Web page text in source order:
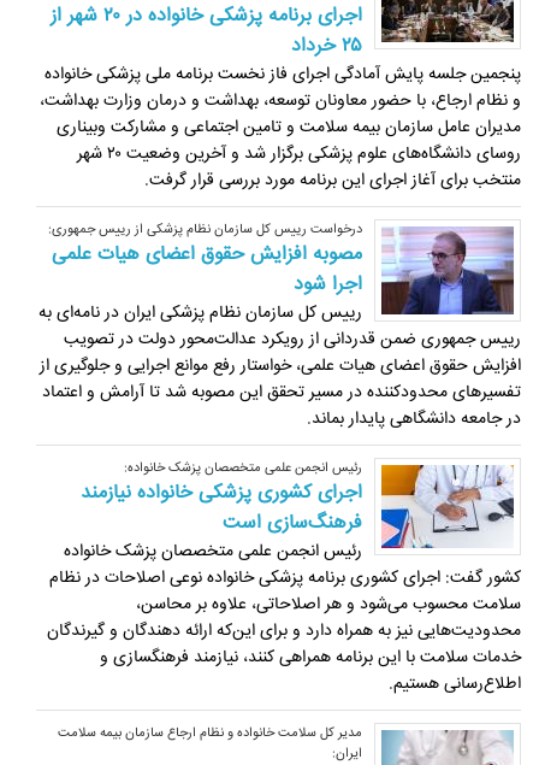
اجرای برنامه پزشکی خانواده در ۲۰ شهر از
۲۵ خرداد
پنجمین جلسه پایش آمادگی اجرای فاز نخست برنامه ملی پزشکی خانواده
و نظام ارجاع، با حضور معاونان توسعه، بهداشت و درمان وزارت بهداشت،
مدیران عامل سازمان بیمه سلامت و تامین اجتماعی و مشارکت وبیناری
روسای دانشگاه‌های علوم پزشکی برگزار شد و آخرین وضعیت ۲۰ شهر
منتخب برای آغاز اجرای این برنامه مورد بررسی قرار گرفت.
درخواست رییس کل سازمان نظام پزشکی از رییس جمهوری:
مصوبه افزایش حقوق اعضای هیات علمی
اجرا شود
رییس کل سازمان نظام پزشکی ایران در نامه‌ای به
رییس‌ جمهوری ضمن قدردانی از رویکرد عدالت‌محور دولت در تصویب
افزایش حقوق اعضای هیات علمی، خواستار رفع موانع اجرایی و جلوگیری از
تفسیرهای محدودکننده در مسیر تحقق این مصوبه شد تا آرامش و اعتماد
در جامعه دانشگاهی پایدار بماند.
رئیس انجمن علمی متخصصان پزشک خانواده:
اجرای کشوری پزشکی خانواده نیازمند
فرهنگ‌سازی است
رئیس انجمن علمی متخصصان پزشک خانواده
کشور گفت: اجرای کشوری برنامه پزشکی خانواده نوعی اصلاحات در نظام
سلامت محسوب می‌شود و هر اصلاحاتی، علاوه بر محاسن،
محدودیت‌هایی نیز به همراه دارد و برای این‌که ارائه دهندگان و گیرندگان
خدمات سلامت با این برنامه همراهی کنند، نیازمند فرهنگسازی و
اطلاع‌رسانی هستیم.
مدیر کل سلامت خانواده و نظام ارجاع سازمان بیمه سلامت
ایران: